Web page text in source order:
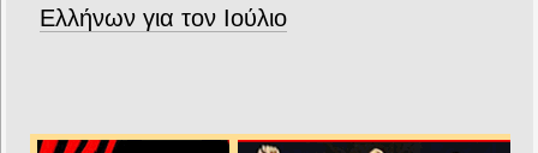
Ελλήνων για τον Ιούλιο